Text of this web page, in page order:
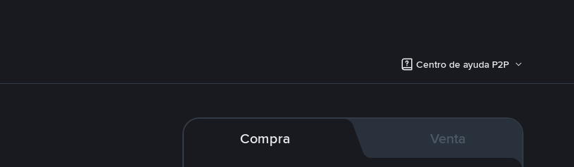
Centro de ayuda P2P
Compra Venta